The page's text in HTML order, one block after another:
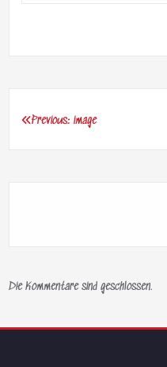
Beitragsnavigation
Previous: image
Die Kommentare sind geschlossen.